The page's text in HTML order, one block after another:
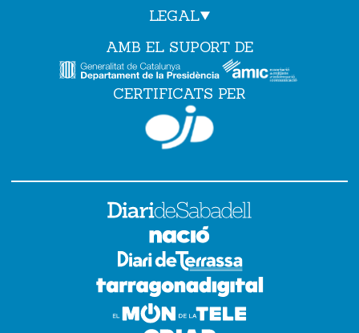
LEGAL
AMB EL SUPORT DE
CERTIFICATS PER